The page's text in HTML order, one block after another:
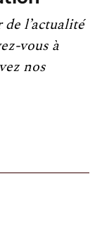
l’actualité
vous à
nos